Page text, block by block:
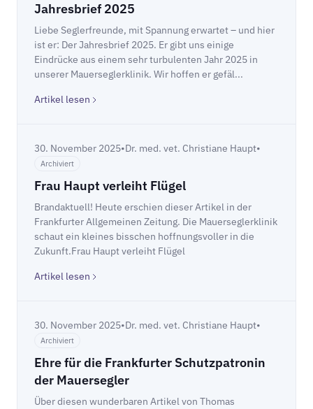
Jahresbrief 2025
Liebe Seglerfreunde, mit Spannung erwartet – und hier
ist er: Der Jahresbrief 2025. Er gibt uns einige
Eindrücke aus einem sehr turbulenten Jahr 2025 in
unserer Mauerseglerklinik. Wir hoffen er gefäl...
Artikel lesen
30. November 2025•Dr. med. vet. Christiane Haupt•
Archiviert
Frau Haupt verleiht Flügel
Brandaktuell! Heute erschien dieser Artikel in der
Frankfurter Allgemeinen Zeitung. Die Mauerseglerklinik
schaut ein kleines bisschen hoffnungsvoller in die
Zukunft.Frau Haupt verleiht Flügel
Artikel lesen
30. November 2025•Dr. med. vet. Christiane Haupt•
Archiviert
Ehre für die Frankfurter Schutzpatronin
der Mauersegler
Über diesen wunderbaren Artikel von Thomas